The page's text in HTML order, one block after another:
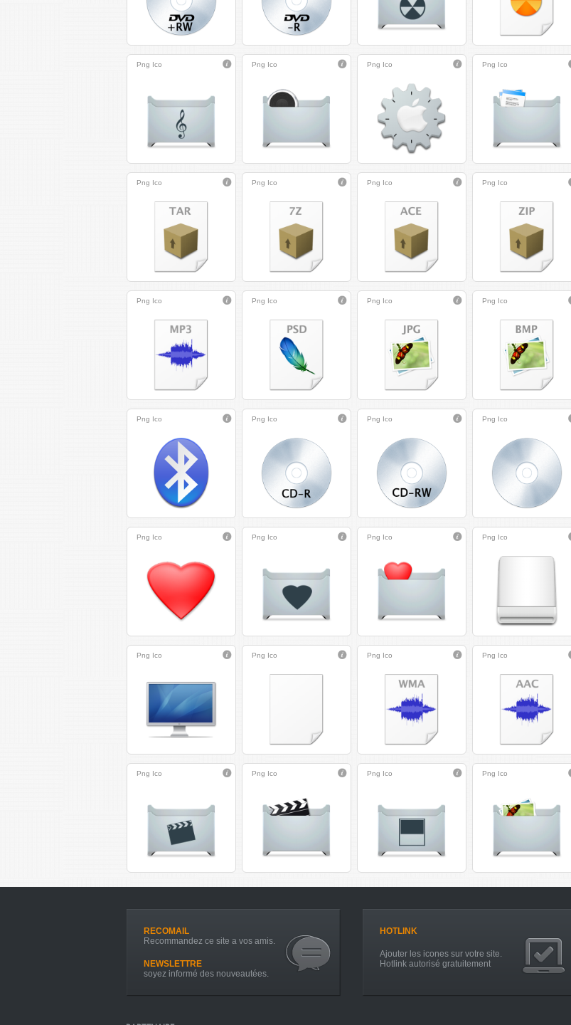
Png Ico Png Ico Png Ico Png Ico
Png Ico Png Ico Png Ico Png Ico
Png Ico Png Ico Png Ico Png Ico
Png Ico Png Ico Png Ico Png Ico
Png Ico Png Ico Png Ico Png Ico
Png Ico Png Ico Png Ico Png Ico
Png Ico Png Ico Png Ico Png Ico
RECOMAIL
Recommandez ce site a vos amis.
NEWSLETTRE
soyez informé des nouveautées.
HOTLINK
Ajouter les icones sur votre site.
Hotlink autorisé gratuitement